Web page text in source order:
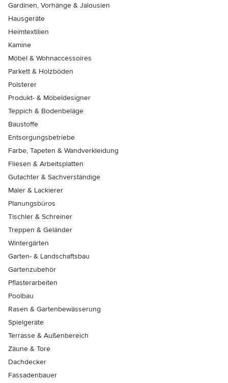
Gardinen, Vorhänge & Jalousien
Hausgeräte
Heimtextilien
Kamine
Möbel & Wohnaccessoires
Parkett & Holzböden
Polsterer
Produkt- & Möbeldesigner
Teppich & Bodenbeläge
Baustoffe
Entsorgungsbetriebe
Farbe, Tapeten & Wandverkleidung
Fliesen & Arbeitsplatten
Gutachter & Sachverständige
Maler & Lackierer
Planungsbüros
Tischler & Schreiner
Treppen & Geländer
Wintergärten
Garten- & Landschaftsbau
Gartenzubehör
Pflasterarbeiten
Poolbau
Rasen & Gartenbewässerung
Spielgeräte
Terrasse & Außenbereich
Zäune & Tore
Dachdecker
Fassadenbauer